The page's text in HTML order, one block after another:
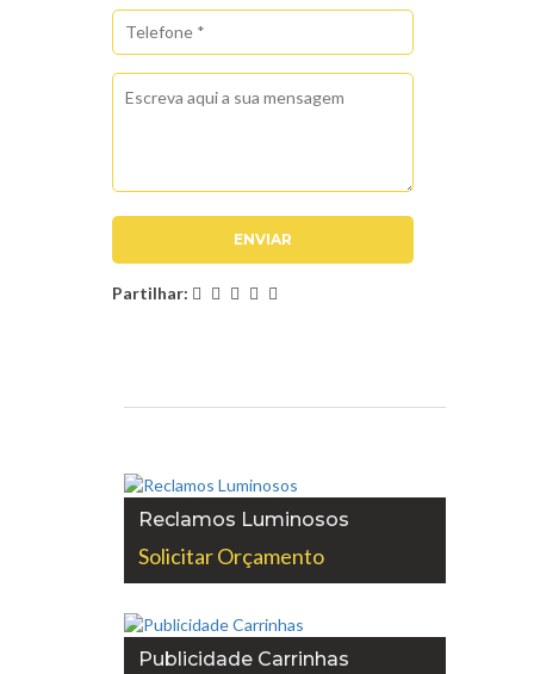
Partilhar:
Reclamos Luminosos
Solicitar Orçamento
Publicidade Carrinhas